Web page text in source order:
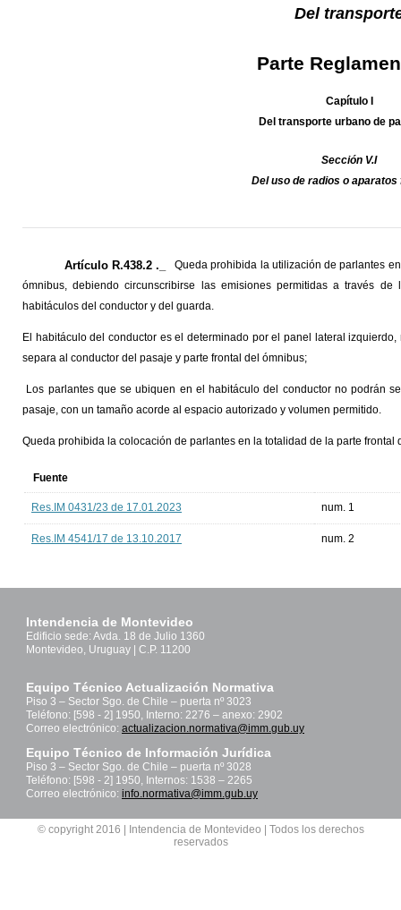
Del
Parte
Capítulo I
Del transporte urbano de
Sección V.I
Del uso de radios o aparatos
Artículo R.438.2 ._
Queda prohibida la utilización de parlantes
ómnibus, debiendo circunscribirse las emisiones permitidas a través
habitáculos del conductor y del guarda.
El habitáculo del conductor es el determinado por el panel lateral
separa al conductor del pasaje y parte frontal del ómnibus;
Los parlantes que se ubiquen en el habitáculo del conductor no podrán
pasaje, con un tamaño acorde al espacio autorizado y volumen permitido.
Queda prohibida la colocación de parlantes en la totalidad de la parte frontal
Fuente
Res.IM 0431/23 de 17.01.2023 num. 1
Res.IM 4541/17 de 13.10.2017 num. 2
Intendencia de Montevideo
Edificio sede: Avda. 18 de Julio 1360
Montevideo, Uruguay | C.P. 11200
Equipo Técnico Actualización Normativa
Piso 3 – Sector Sgo. de Chile – puerta nº 3023
Teléfono: [598 - 2] 1950, Interno: 2276 – anexo: 2902
Correo electrónico: actualizacion.normativa@imm.gub.uy
Equipo Técnico de Información Jurídica
Piso 3 – Sector Sgo. de Chile – puerta nº 3028
Teléfono: [598 - 2] 1950, Internos: 1538 – 2265
Correo electrónico: info.normativa@imm.gub.uy
© copyright 2016 | Intendencia de Montevideo | Todos los derechos
reservados